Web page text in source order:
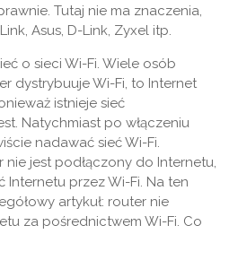
Tutaj nie ma znaczenia,
Asus, D-Link, Zyxel itp.
o sieci Wi-Fi. Wiele osób
dystrybuuje Wi-Fi, to Internet
istnieje sieć
Natychmiast po włączeniu
nadawać sieć Wi-Fi.
nie jest podłączony do Internetu,
Internetu przez Wi-Fi. Na ten
artykuł: router nie
za pośrednictwem Wi-Fi. Co